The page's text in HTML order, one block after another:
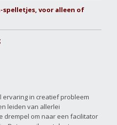
voor alleen of
ervaring in creatief probleem
leiden van allerlei
drempel om naar een facilitator